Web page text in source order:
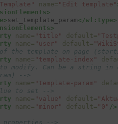
name= "Edit template"
set_template_param</wf:type>
name= "title" default=
name= "user" default=
the template on page
name= "template-index"
modify. Can be a string in
-->
name= "template-param"
to set -->
name= "value" default=
name= "minor" default= "0" />
properties -->